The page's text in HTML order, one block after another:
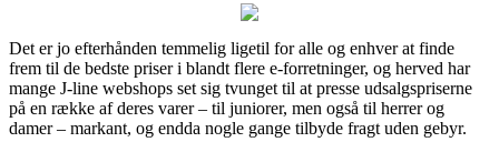
Det er jo efterhånden temmelig ligetil for alle og enhver at finde
frem til de bedste priser i blandt flere e-forretninger, og herved har
mange J-line webshops set sig tvunget til at presse udsalgspriserne
på en række af deres varer – til juniorer, men også til herrer og
damer – markant, og endda nogle gange tilbyde fragt uden gebyr.